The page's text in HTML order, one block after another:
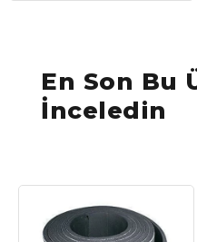
En Son Bu
İnceledin